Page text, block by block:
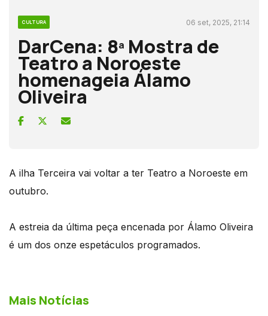
CULTURA 06 set, 2025, 21:14
DarCena: 8ª Mostra de
Teatro a Noroeste
homenageia Álamo
Oliveira
A ilha Terceira vai voltar a ter Teatro a Noroeste em
outubro.
A estreia da última peça encenada por Álamo Oliveira
é um dos onze espetáculos programados.
Mais Notícias